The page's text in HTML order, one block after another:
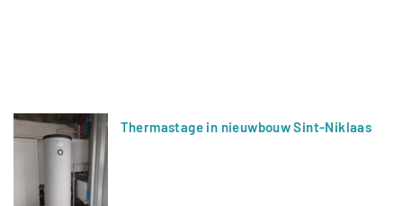
Thermastage in nieuwbouw Sint-Niklaas